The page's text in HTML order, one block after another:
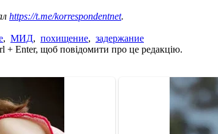
https://t.me/korrespondentnet.
, МИД, похищение, задержание
+ Enter, щоб повідомити про це редакцію.